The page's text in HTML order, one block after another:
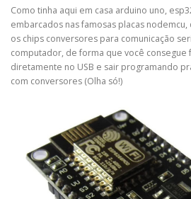
Como tinha aqui em casa arduino uno,
embarcados nas famosas placas
os chips conversores para comunicação
computador, de forma que você consegue
diretamente no USB e sair programando
com conversores (Olha só!)